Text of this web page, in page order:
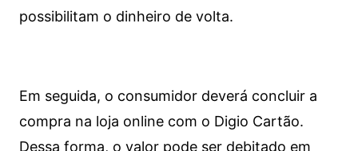
possibilitam o dinheiro de volta.
Em seguida, o consumidor deverá concluir a
compra na loja online com o Digio Cartão.
Dessa forma, o valor pode ser debitado em